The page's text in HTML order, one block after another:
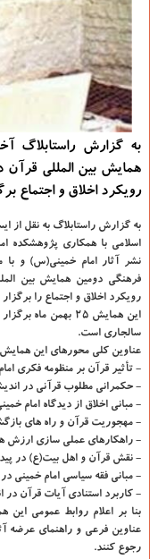
به گزارش راستابلاگ
همایش بین المللی قرآن
رویكرد اخلاق و اجتماع
به گزارش راستابلاگ به نقل از
اسلامی با همکاری پژوهشکده
نشر آثار امام خمینی(س) و با
فرهنگی دومین همایش بین
رویکرد اخلاق و اجتماع را برگزار
این همایش ۲۵ بهمن
سالجاری است.
عناوین کلی محورهای این
- تأثیر قرآن بر منظومه فکری
- حکمرانی مطلوب قرآنی در
- مبانی اخلاق از دیدگاه امام
- مهجوریت قرآن و راه های
- راهکارهای عملی سازی ارزش
- نقش قرآن و اهل بیت(ع) در
- مبانی فقه سیاسی امام
- کاربرد استنادی آیات قرآن در
بنا بر اعلام روابط عمومی این
رجوع کنند.